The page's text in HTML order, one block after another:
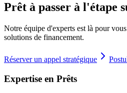
Prêt à passer à l'étape
Notre équipe d'experts est là pour
solutions de financement.
Réserver un appel stratégique
Expertise en Prêts